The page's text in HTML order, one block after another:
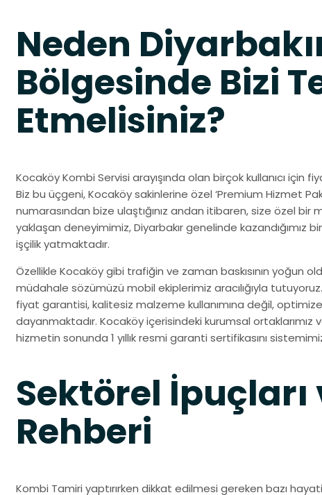
Neden
Bölgesinde Bizi
Etmelisiniz?
Kocaköy Kombi Servisi arayışında olan birçok kullanıcı için
Biz bu üçgeni, Kocaköy sakinlerine özel ‘Premium Hizmet
numarasından bize ulaştığınız andan itibaren, size özel bir
yaklaşan deneyimimiz, Diyarbakır genelinde
işçilik yatmaktadır.
Özellikle Kocaköy gibi trafiğin ve zaman baskısının yoğun
müdahale sözümüzü mobil ekiplerimiz aracılığıyla
fiyat garantisi, kalitesiz malzeme kullanımına değil,
dayanmaktadır. Kocaköy içerisindeki kurumsal ortaklarımız
hizmetin sonunda 1 yıllık resmi garanti sertifikasını
Sektörel İpuçları
Rehberi
Kombi Tamiri yaptırırken dikkat edilmesi gereken bazı